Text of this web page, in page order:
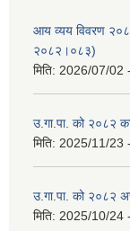
आय व्यय विवरण
२०८२।०८३)
मिति: 2026/07/02
उ.गा.पा. को २०८२
मिति: 2025/11/23
उ.गा.पा. को २०८२
मिति: 2025/10/24